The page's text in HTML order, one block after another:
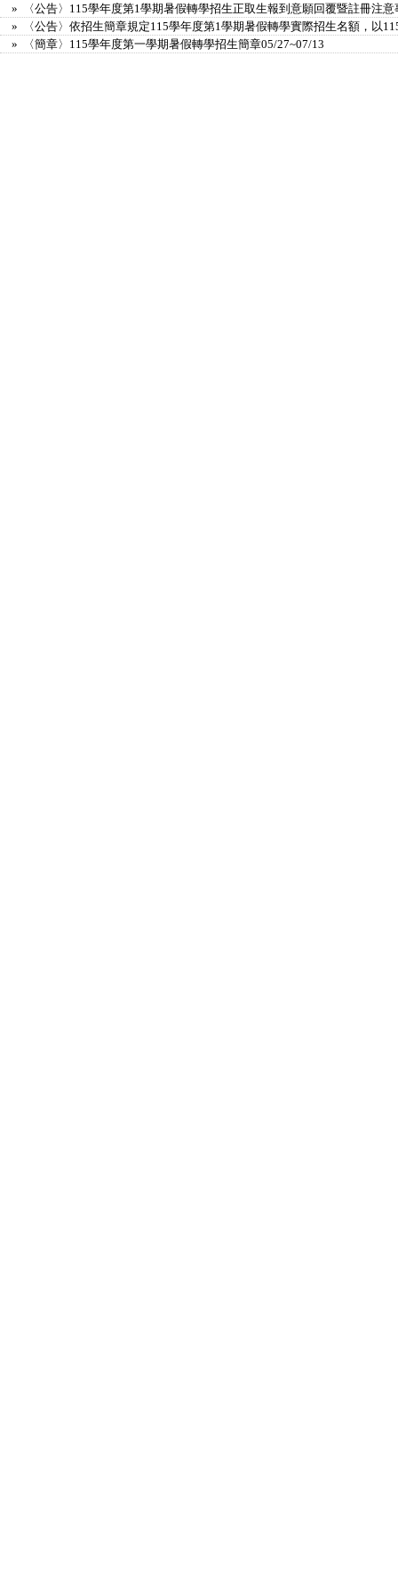
» 〈公告〉115學年度第1學期暑假轉學招生正取生報到意願回覆暨註冊注意
» 〈公告〉依招生簡章規定115學年度第1學期暑假轉學實際招生名額，以
» 〈簡章〉115學年度第一學期暑假轉學招生簡章05/27~07/13